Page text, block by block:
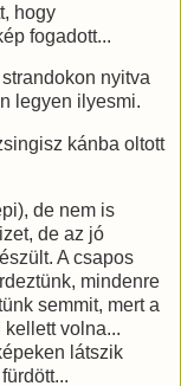
hogy
fogadott...
nyitva
legyen ilyesmi.
kánba oltott
de nem is
de az jó
A csapos
mindenre
semmit, mert a
volna...
látszik